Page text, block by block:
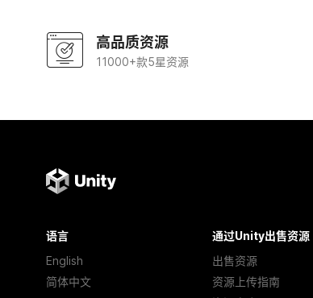
高品质资源
11000+款5星资源
语言
English
简体中文
通过Unity出售资源
出售资源
资源上传指南